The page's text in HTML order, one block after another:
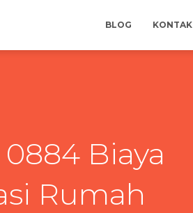
BLOG KONTAK
Biaya
Rumah